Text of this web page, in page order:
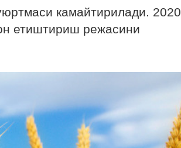
камайтирилади. 2020
етиштириш режасини